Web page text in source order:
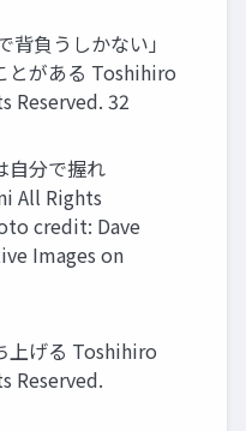
背負うしかない」
とがある Toshihiro
Reserved. 32
⾃分で握れ
All Rights
credit: Dave
Images on
上げる Toshihiro
Reserved.